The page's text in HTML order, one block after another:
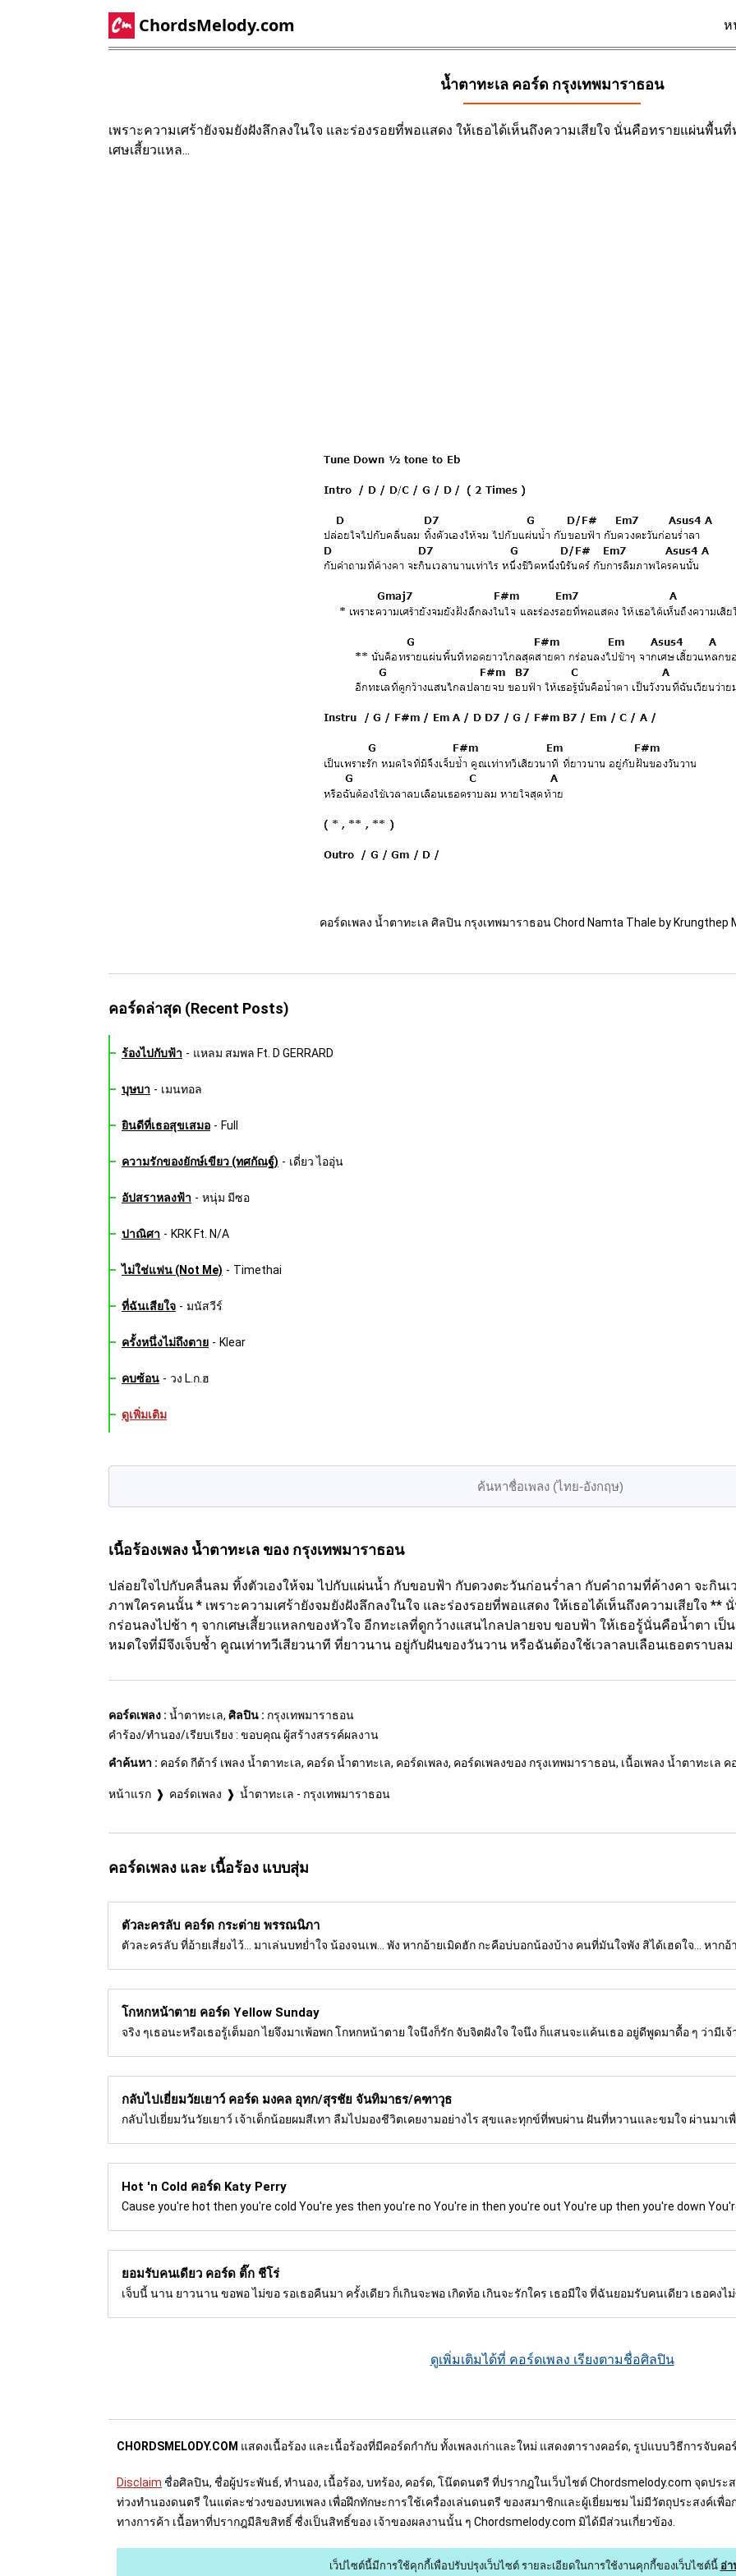
ChordsMelody.com ห
น้ำตาทะเล คอร์ด กรุงเทพมาราธอน
เพราะความเศร้ายังจมยังฝังลึกลงในใจ และร่องรอยที่พอแสดง ให้เธอได้เห็นถึงความเสียใจ นั่นคือทรายแผ่นพื้น
เศษเสี้ยวแหล...
คอร์ดเพลง น้ำตาทะเล ศิลปิน กรุงเทพมาราธอน Chord Namta Thale by Krungthep
คอร์ดล่าสุด (Recent Posts)
ร้องไปกับฟ้า - แหลม สมพล Ft. D GERRARD
บุษบา - เมนทอล
ยินดีที่เธอสุขเสมอ - Full
ความรักของยักษ์เขียว (ทศกัณฐ์) - เดี่ยว ไออุ่น
อัปสราหลงฟ้า - หนุ่ม มีซอ
ปาณิศา - KRK Ft. N/A
ไม่ใช่แฟน (Not Me) - Timethai
ที่ฉันเสียใจ - มนัสวีร์
ครั้งหนึ่งไม่ถึงตาย - Klear
คบซ้อน - วง L.ก.ฮ
ดูเพิ่มเติม
เนื้อร้องเพลง น้ำตาทะเลของ กรุงเทพมาราธอน
ปล่อยใจไปกับคลื่นลม ทิ้งตัวเองให้จม ไปกับแผ่นน้ำ กับขอบฟ้า กับดวงตะวันก่อนร่ำลา กับคำถามที่ค้างคา จะกิน
ภาพใครคนนั้น * เพราะความเศร้ายังจมยังฝังลึกลงในใจ และร่องรอยที่พอแสดง ให้เธอได้เห็นถึงความเสียใจ
กร่อนลงไปช้า ๆ จากเศษเสี้ยวแหลกของหัวใจ อีกทะเลที่ดูกว้างแสนไกลปลายจบ ขอบฟ้า ให้เธอรู้นั่นคือน้ำตา เป็
หมดใจที่มีจึงเจ็บช้ำ คูณเท่าทวีเสียวนาที ที่ยาวนาน อยู่กับฝันของวันวาน หรือฉันต้องใช้เวลาลบเลือนเธอตราบลม
คอร์ดเพลง : น้ำตาทะเล, ศิลปิน : กรุงเทพมาราธอน
คำร้อง/ทำนอง/เรียบเรียง : ขอบคุณ ผู้สร้างสรรค์ผลงาน
คำค้นหา : คอร์ด กีต้าร์ เพลง น้ำตาทะเล, คอร์ด น้ำตาทะเล, คอร์ดเพลง, คอร์ดเพลงของ กรุงเทพมาราธอน, เนื้อเพลง น้ำตาทะเล
หน้าแรก คอร์ดเพลง น้ำตาทะเล - กรุงเทพมาราธอน
คอร์ดเพลง และ เนื้อร้อง แบบสุ่ม
ตัวละครลับ คอร์ด กระต่าย พรรณนิภา
ตัวละครลับ ที่อ้ายเสี่ยงไว้... มาเล่นบทย่ำใจ น้องจนเพ... พัง หากอ้ายเมิดฮัก กะคือบ่บอกน้องบ้าง คนที่มันใจพัง สิได้เฮดใจ... หากอ้า
โกหกหน้าตาย คอร์ด Yellow Sunday
จริง ๆเธอนะหรือเธอรู้เต็มอก ไยจึงมาเพ้อพก โกหกหน้าตาย ใจนึงก็รัก จับจิตฝังใจ ใจนึง ก็แสนจะแค้นเธอ อยู่ดีพูดมาดื้อ ๆ ว่ามีเจ้
กลับไปเยี่ยมวัยเยาว์ คอร์ด มงคล อุทก/สุรชัย จันทิมาธร/คฑาวุธ
กลับไปเยี่ยมวันวัยเยาว์ เจ้าเด็กน้อยผมสีเทา ลืมไปมองชีวิตเคยงามอย่างไร สุขและทุกข์ที่พบผ่าน ฝันที่หวานและขมใจ ผ่านมาเ
Hot 'n Cold คอร์ด Katy Perry
Cause you're hot then you're cold You're yes then you're no You're in then you're out You're up then you're down
ยอมรับคนเดียว คอร์ด ติ๊ก ชีโร่
เจ็บนี้ นาน ยาวนาน ขอพอ ไม่ขอ รอเธอคืนมา ครั้งเดียว ก็เกินจะพอ เกิดท้อ เกินจะรักใคร เธอมีใจ ที่ฉันยอมรับคนเดียว เธอคงไม่
ดูเพิ่มเติมได้ที่ คอร์ดเพลง เรียงตามชื่อศิลปิน
CHORDSMELODY.COM แสดงเนื้อร้อง และเนื้อร้องที่มีคอร์ดกำกับ ทั้งเพลงเก่าและใหม่ แสดงตารางคอร์ด, รูปแบบวิธีการจับค
Disclaim ชื่อศิลปิน, ชื่อผู้ประพันธ์, ทำนอง, เนื้อร้อง, บทร้อง, คอร์ด, โน๊ตดนตรี ที่ปรากฎในเว็บไชต์ Chordsmelody.com จุดประ
ท่วงทำนองดนตรี ในแต่ละช่วงของบทเพลง เพื่อฝึกทักษะการใช้เครื่องเล่นดนตรี ของสมาชิกและผู้เยี่ยมชม ไม่มีวัตถุประสงค์เพื่
ทางการค้า เนื้อหาที่ปรากฎมีลิขสิทธิ์ ซื่งเป็นสิทธิ์ของ เจ้าของผลงานนั้น ๆ Chordsmelody.com มิได้มีส่วนเกี่ยวข้อง.
เว็ปไซต์นี้มีการใช้คุกกี้เพื่อปรับปรุงเว็บไซต์ รายละเอียดในการใช้งานคุกกี้ของเว็บไซต์นี้ อ่า